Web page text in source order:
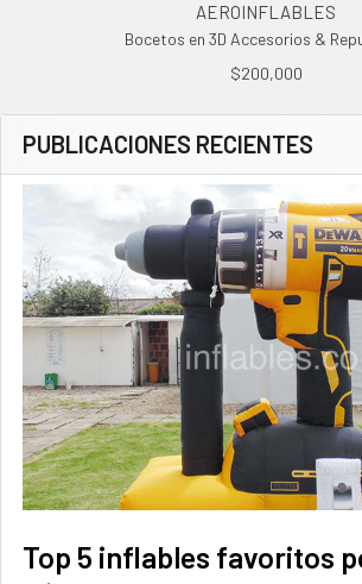
AEROINFLABLES
Bocetos en 3D Accesorios &
$200,000
PUBLICACIONES RECIENTES
Top 5 inflables favoritos